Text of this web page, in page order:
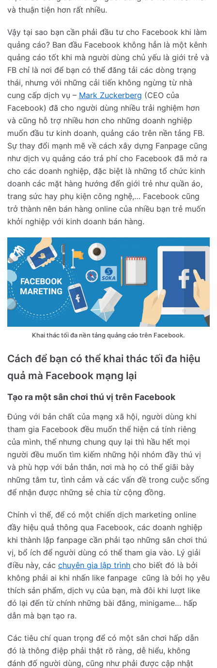
và thuận tiện hơn rất nhiều.
Vậy tại sao bạn cần phải đầu tư cho Facebook khi làm
quảng cáo? Ban đầu Facebook không hẳn là một kênh
quảng cáo tốt khi mà người dùng chủ yếu là giới trẻ và
FB chỉ là nơi để bạn có thể đăng tải các dòng trạng
thái, nhưng với những cải tiến không ngừng từ nhà
cung cấp dịch vụ – Mark Zuckerberg (CEO của
Facebook) đã cho người dùng nhiều trải nghiệm hơn
và cũng hỗ trợ nhiều hơn cho những doanh nghiệp
muốn đầu tư kinh doanh, quảng cáo trên nền tảng FB.
Sự thay đổi mạnh mẽ về cách xây dựng Fanpage cũng
như dịch vụ quảng cáo trả phí cho Facebook đã mở ra
cho các doanh nghiệp, đặc biệt là những tổ chức kinh
doanh các mặt hàng hướng đến giới trẻ như quần áo,
trang sức hay phụ kiện công nghệ,… Facebook cũng
trở thành nên bán hàng online của nhiều bạn trẻ muốn
khởi nghiệp với kinh doanh bán hàng.
Khai thác tối đa nền tảng quảng cáo trên Facebook.
Cách để bạn có thể khai thác tối đa hiệu
quả mà Facebook mạng lại
Tạo ra một sân chơi thú vị trên Facebook
Đúng với bản chất của mạng xã hội, người dùng khi
tham gia Facebook đều muốn thể hiện cá tính riêng
của mình, thế nhưng chung quy lại thì hầu hết mọi
người đều muốn tìm kiếm những hội nhóm đầy thú vị
và phù hợp với bản thân, nơi mà họ có thể giãi bày
những tâm tư, tình cảm và các vấn đề trong cuộc sống
để nhận được những sẻ chia từ cộng đồng.
Chính vì thế, để có một chiến dịch marketing online
đầy hiệu quả thông qua Facebook, các doanh nghiệp
khi thành lập fanpage cần phải tạo những sân chơi thú
vị, bổ ích để người dùng có thể tham gia vào. Lý giải
điều này, các chuyên gia lập trình cho biết đó là bởi
không phải ai khi nhấn like fanpage cũng là bởi họ yêu
thích sản phẩm, dịch vụ của bạn, mà đôi khi lượt like
đó lại đến từ chính những bài đăng, minigame… hấp
dẫn mà bạn tạo ra.
Các tiêu chí quan trọng để có một sân chơi hấp dẫn
đó là thông điệp phải thật rõ ràng, dễ hiểu, không
đánh đố người dùng, cũng như phải được cập nhật